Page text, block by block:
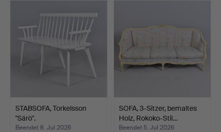
STABSOFA, Torkelsson
"Särö".
Beendet 8. Jul 2026
SOFA, 3-Sitzer, bemaltes
Holz, Rokoko-Stil…
Beendet 5. Jul 2026